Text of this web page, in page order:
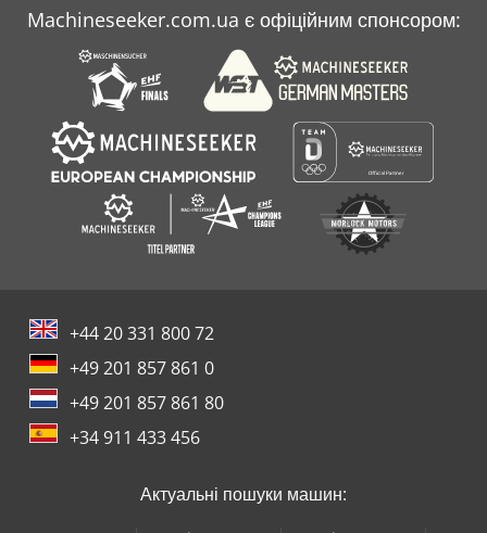
Столи Обробні
Machineseeker.com.ua є офіційним спонсором:
+44 20 331 800 72
+49 201 857 861 0
+49 201 857 861 80
+34 911 433 456
Актуальні пошуки машин: